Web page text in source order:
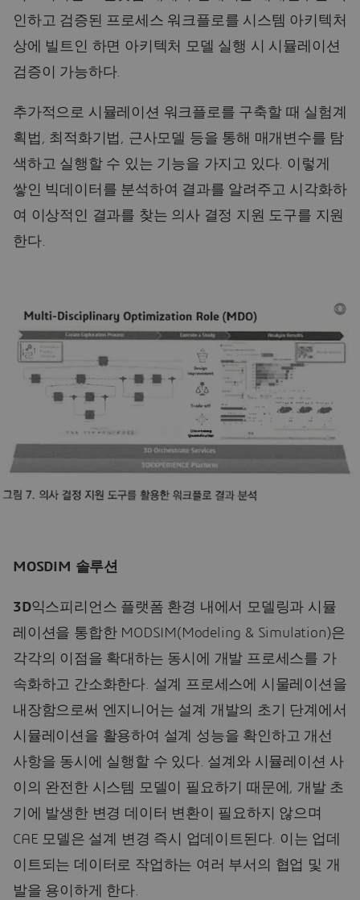
인하고 검증된 프로세스 워크플로를 시스템 아키텍처
상에 빌트인 하면 아키텍처 모델 실행 시 시뮬레이션
검증이 가능하다.
추가적으로 시뮬레이션 워크플로를 구축할 때 실험계
획법, 최적화기법, 근사모델 등을 통해 매개변수를 탐
색하고 실행할 수 있는 기능을 가지고 있다. 이렇게
쌓인 빅데이터를 분석하여 결과를 알려주고 시각화하
여 이상적인 결과를 찾는 의사 결정 지원 도구를 지원
한다.
MOSDIM 솔루션
3D익스피리언스 플랫폼 환경 내에서 모델링과 시뮬
레이션을 통합한 MODSIM(Modeling & Simulation)은
각각의 이점을 확대하는 동시에 개발 프로세스를 가
속화하고 간소화한다. 설계 프로세스에 시물레이션을
내장함으로써 엔지니어는 설계 개발의 초기 단계에서
시뮬레이션을 활용하여 설계 성능을 확인하고 개선
사항을 동시에 실행할 수 있다. 설계와 시뮬레이션 사
이의 완전한 시스템 모델이 필요하기 때문에, 개발 초
기에 발생한 변경 데이터 변환이 필요하지 않으며
CAE 모델은 설계 변경 즉시 업데이트된다. 이는 업데
이트되는 데이터로 작업하는 여러 부서의 협업 및 개
발을 용이하게 한다.